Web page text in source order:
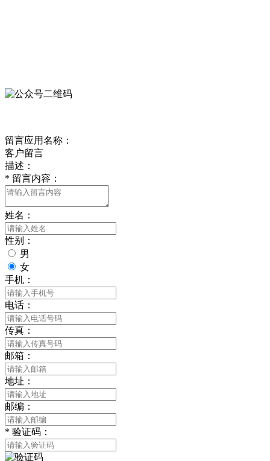
留言应用名称：
客户留言
描述：
* 留言内容：
姓名：
性别：
男
女
手机：
电话：
传真：
邮箱：
地址：
邮编：
* 验证码：